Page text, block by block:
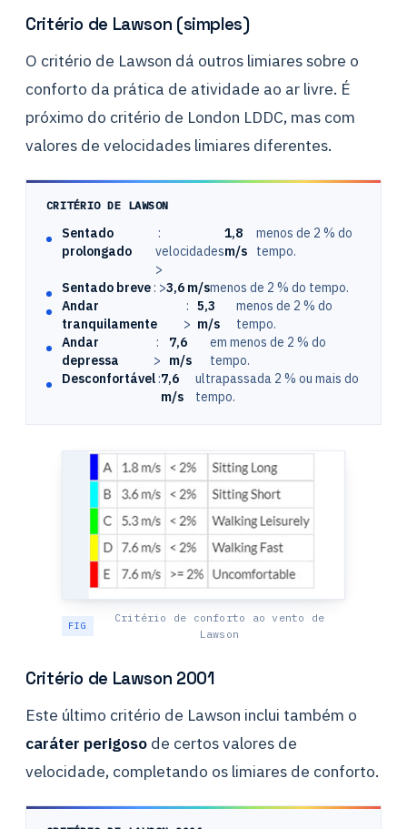
Critério de Lawson (simples)
O critério de Lawson dá outros limiares sobre o
conforto da prática de atividade ao ar livre. É
próximo do critério de London LDDC, mas com
valores de velocidades limiares diferentes.
CRITÉRIO DE LAWSON
Sentado
prolongado
:
velocidades
>
1,8
m/s
menos de 2 % do
tempo.
Sentado breve : >3,6 m/smenos de 2 % do tempo.
Andar
tranquilamente
:
>
5,3
m/s
menos de 2 % do
tempo.
Andar
depressa
:
>
7,6
m/s
em menos de 2 % do
tempo.
Desconfortável :7,6
m/s
ultrapassada 2 % ou mais do
tempo.
Critério de conforto ao vento de
Lawson
Critério de Lawson 2001
Este último critério de Lawson inclui também o
caráter perigoso de certos valores de
velocidade, completando os limiares de conforto.